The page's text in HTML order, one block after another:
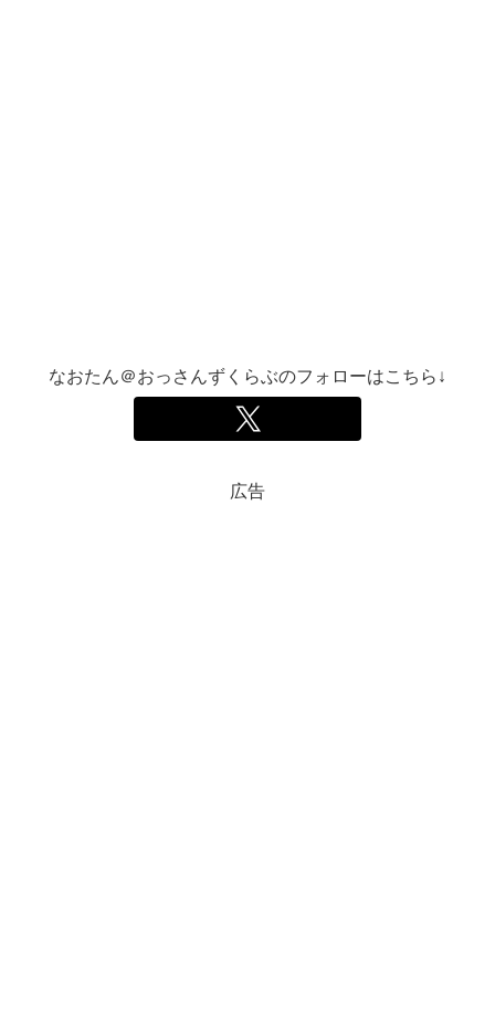
なおたん＠おっさんずくらぶのフォローはこちら↓
広告